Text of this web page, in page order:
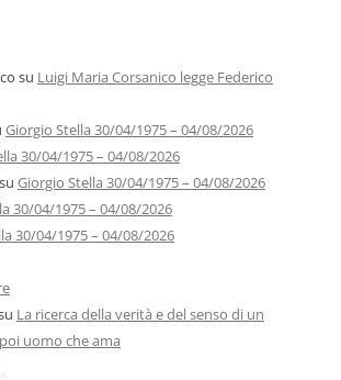
su Luigi Maria Corsanico legge Federico
Giorgio Stella 30/04/1975 – 04/08/2026
30/04/1975 – 04/08/2026
su Giorgio Stella 30/04/1975 – 04/08/2026
30/04/1975 – 04/08/2026
30/04/1975 – 04/08/2026
La ricerca della verità e del senso di un
uomo che ama